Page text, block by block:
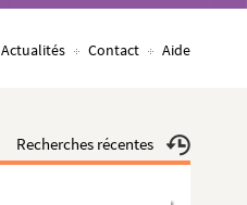
Actualités Contact Aide
Recherches récentes